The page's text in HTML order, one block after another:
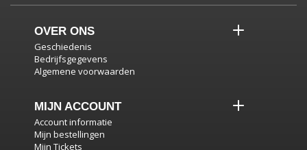
OVER ONS
Geschiedenis
Bedrijfsgegevens
Algemene voorwaarden
MIJN ACCOUNT
Account informatie
Mijn bestellingen
Mijn Tickets